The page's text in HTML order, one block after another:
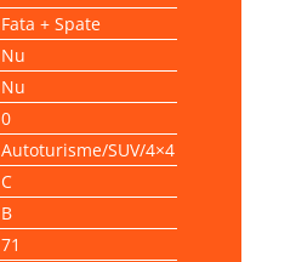
Fata + Spate
Nu
Nu
0
Autoturisme/SUV/4×4
C
B
71